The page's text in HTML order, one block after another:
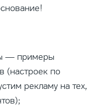
— примеры
(настроек по
рекламу на тех,